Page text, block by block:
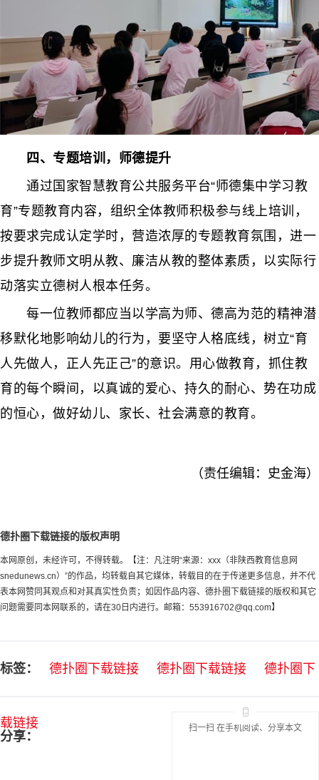
四、专题培训，师德提升
通过国家智慧教育公共服务平台“师德集中学习教
育”专题教育内容，组织全体教师积极参与线上培训，
按要求完成认定学时，营造浓厚的专题教育氛围，进一
步提升教师文明从教、廉洁从教的整体素质，以实际行
动落实立德树人根本任务。
每一位教师都应当以学高为师、德高为范的精神潜
移默化地影响幼儿的行为，要坚守人格底线，树立“育
人先做人，正人先正己”的意识。用心做教育，抓住教
育的每个瞬间，以真诚的爱心、持久的耐心、势在功成
的恒心，做好幼儿、家长、社会满意的教育。
（责任编辑：史金海）
德扑圈下载链接的版权声明
本网原创，未经许可，不得转载。【注：凡注明“来源：xxx（非陕西教育信息网
snedunews.cn）”的作品，均转载自其它媒体，转载目的在于传递更多信息，并不代
表本网赞同其观点和对其真实性负责；如因作品内容、德扑圈下载链接的版权和其它
问题需要同本网联系的，请在30日内进行。邮箱： 553916702@qq.com】
标签： 德扑圈下载链接 德扑圈下载链接 德扑圈下
载链接
分享：
扫一扫 在手机阅读、分享本文